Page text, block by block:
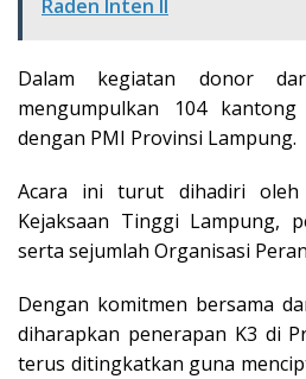
Raden Inten II
Dalam kegiatan donor
mengumpulkan 104
dengan PMI Provinsi Lampung.
Acara ini turut dihadiri oleh
Kejaksaan Tinggi Lampung,
serta sejumlah Organisasi
Dengan komitmen bersama
diharapkan penerapan K3 di
terus ditingkatkan guna